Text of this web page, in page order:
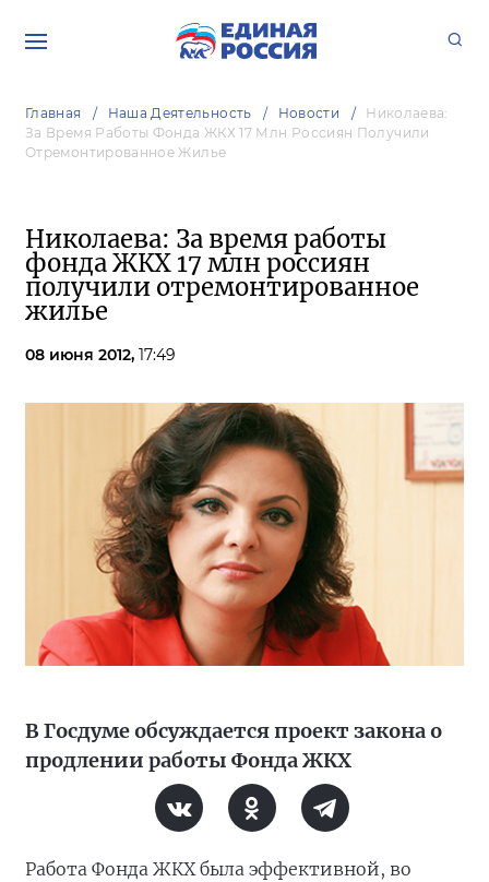
Главная Наша Деятельность Новости
Николаева:
За Время Работы Фонда ЖКХ 17 Млн Россиян Получили
Отремонтированное Жилье
Николаева: За время работы
фонда ЖКХ 17 млн россиян
получили отремонтированное
жилье
08 июня 2012, 17:49
В Госдуме обсуждается проект закона о
продлении работы Фонда ЖКХ
Работа Фонда ЖКХ была эффективной, во